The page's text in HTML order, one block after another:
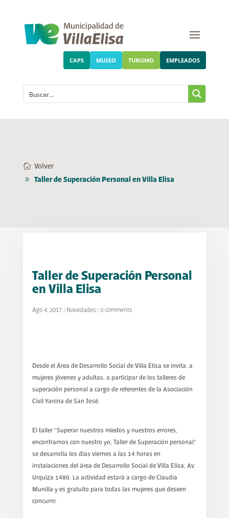
CAPS MUSEO TURISMO EMPLEADOS
Volver
Taller de Superación Personal en Villa Elisa
Taller de Superación Personal
en Villa Elisa
Ago 4, 2017| Novedades| 0 comments
Desde el Área de Desarrollo Social de Villa Elisa se invita, a
mujeres jóvenes y adultas, a participar de los talleres de
superación personal a cargo de referentes de la Asociación
Civil Yanina de San José.
El taller “Superar nuestros miedos y nuestros errores,
encontrarnos con nuestro yo, Taller de Superación personal”
se desarrolla los días viernes a las 14 horas en
instalaciones del área de Desarrollo Social de Villa Elisa, Av.
Urquiza 1480. La actividad estará a cargo de Claudia
Munilla y es gratuito para todas las mujeres que deseen
concurrir.